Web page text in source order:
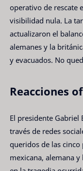
operativo de rescate
visibilidad nula. La
actualizaron el
alemanes y la
y evacuados. No
Reacciones
El presidente Gabriel
través de redes
queridos de las
mexicana, alemana